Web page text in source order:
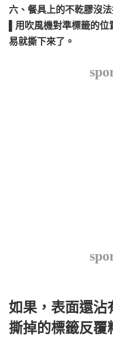
六、餐具上的不乾膠沒
▌用吹風機對準標籤的
易就撕下來了。
如果，表面還沾
撕掉的標籤反覆